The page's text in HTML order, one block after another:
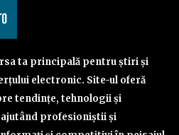
ta principală pentru știri și
electronic. Site-ul oferă
tendințe, tehnologii și
profesioniștii și